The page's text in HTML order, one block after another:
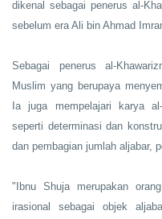
dikenal sebagai penerus al-
sebelum era Ali bin Ahmad
Sebagai penerus al-
Muslim yang berupaya
Ia juga mempelajari karya
seperti determinasi dan
dan pembagian jumlah aljabar,
"Ibnu Shuja merupakan
irasional sebagai objek